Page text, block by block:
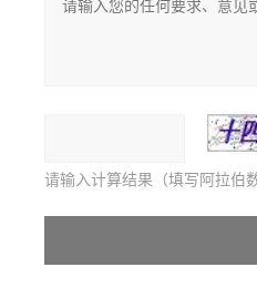
请输入计算结果（填写阿拉伯